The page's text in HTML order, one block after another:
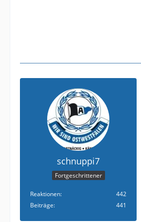
schnuppi7
Fortgeschrittener
Reaktionen
442
Beiträge
441